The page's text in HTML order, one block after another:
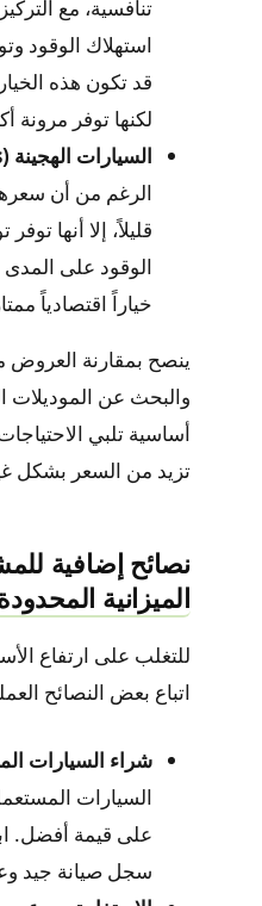
تنافسية، مع
استهلاك الوقود
قد تكون هذه
لكنها توفر مرونة
السيارات الهجينة (Hybrid Cars):
الرغم من أن
قليلاً، إلا أنها
الوقود على المدى
خياراً اقتصادياً
ينصح بمقارنة العروض
والبحث عن الموديلات
أساسية تلبي
تزيد من السعر بشكل
نصائح إضافية
الميزانية
للتغلب على ارتفاع
اتباع بعض النصائح
شراء السيارات
السيارات
على قيمة أفضل.
سجل صيانة جيد